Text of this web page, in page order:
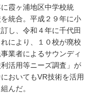
霞ヶ浦地区中学校統
統合。平成２９年に小
し、令和４年に千代田
により、１０校が廃校
業者によるサウンディ
活用等ニーズ調査」が
おいてもVR技術を活用
んだ。